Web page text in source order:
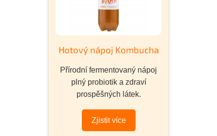
Hotový nápoj Kombucha
Přírodní fermentovaný nápoj
plný probiotik a zdraví
prospěšných látek.
Zjistit více